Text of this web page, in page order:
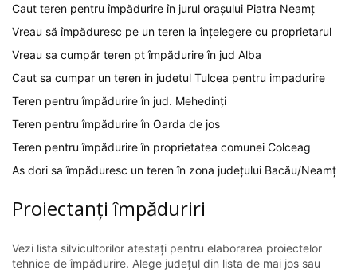
Caut teren pentru împădurire în jurul orașului Piatra Neamț
Vreau să împăduresc pe un teren la înțelegere cu proprietarul
Vreau sa cumpăr teren pt împădurire în jud Alba
Caut sa cumpar un teren in judetul Tulcea pentru impadurire
Teren pentru împădurire în jud. Mehedinți
Teren pentru împădurire în Oarda de jos
Teren pentru împădurire în proprietatea comunei Colceag
As dori sa împăduresc un teren în zona județului Bacău/Neamț
Proiectanți împăduriri
Vezi lista silvicultorilor atestați pentru elaborarea proiectelor
tehnice de împădurire. Alege județul din lista de mai jos sau